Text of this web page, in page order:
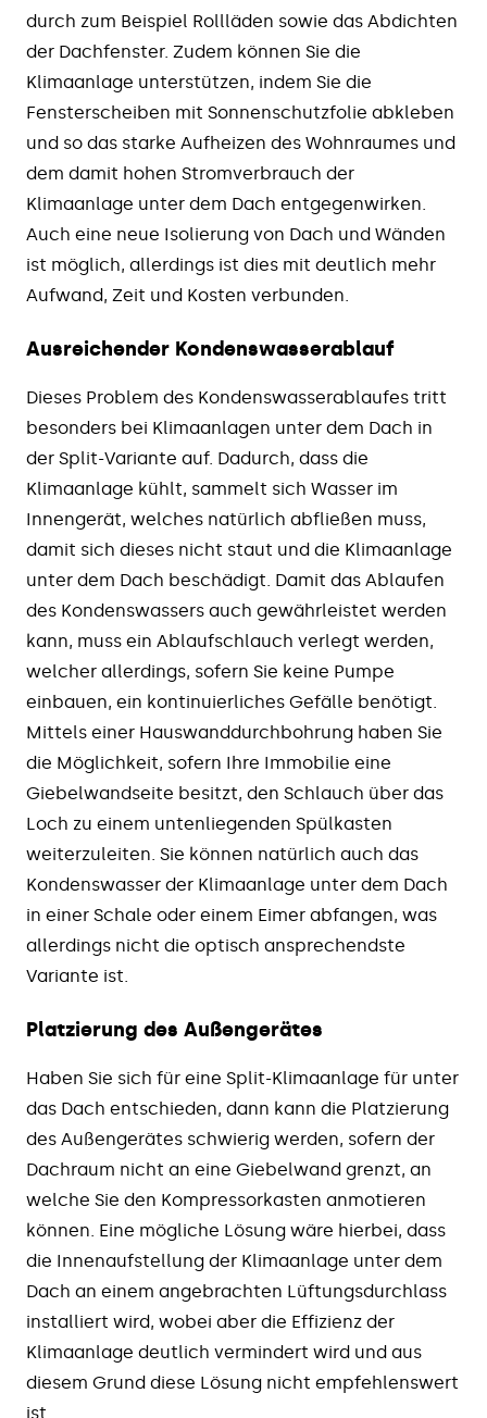
durch zum Beispiel Rollläden sowie das Abdichten
der Dachfenster. Zudem können Sie die
Klimaanlage unterstützen, indem Sie die
Fensterscheiben mit Sonnenschutzfolie abkleben
und so das starke Aufheizen des Wohnraumes und
dem damit hohen Stromverbrauch der
Klimaanlage unter dem Dach entgegenwirken.
Auch eine neue Isolierung von Dach und Wänden
ist möglich, allerdings ist dies mit deutlich mehr
Aufwand, Zeit und Kosten verbunden.
Ausreichender Kondenswasserablauf
Dieses Problem des Kondenswasserablaufes tritt
besonders bei Klimaanlagen unter dem Dach in
der Split-Variante auf. Dadurch, dass die
Klimaanlage kühlt, sammelt sich Wasser im
Innengerät, welches natürlich abfließen muss,
damit sich dieses nicht staut und die Klimaanlage
unter dem Dach beschädigt. Damit das Ablaufen
des Kondenswassers auch gewährleistet werden
kann, muss ein Ablaufschlauch verlegt werden,
welcher allerdings, sofern Sie keine Pumpe
einbauen, ein kontinuierliches Gefälle benötigt.
Mittels einer Hauswanddurchbohrung haben Sie
die Möglichkeit, sofern Ihre Immobilie eine
Giebelwandseite besitzt, den Schlauch über das
Loch zu einem untenliegenden Spülkasten
weiterzuleiten. Sie können natürlich auch das
Kondenswasser der Klimaanlage unter dem Dach
in einer Schale oder einem Eimer abfangen, was
allerdings nicht die optisch ansprechendste
Variante ist.
Platzierung des Außengerätes
Haben Sie sich für eine Split-Klimaanlage für unter
das Dach entschieden, dann kann die Platzierung
des Außengerätes schwierig werden, sofern der
Dachraum nicht an eine Giebelwand grenzt, an
welche Sie den Kompressorkasten anmotieren
können. Eine mögliche Lösung wäre hierbei, dass
die Innenaufstellung der Klimaanlage unter dem
Dach an einem angebrachten Lüftungsdurchlass
installiert wird, wobei aber die Effizienz der
Klimaanlage deutlich vermindert wird und aus
diesem Grund diese Lösung nicht empfehlenswert
ist.